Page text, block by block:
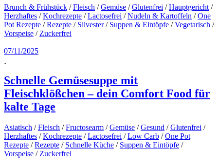
Brunch & Frühstück /Fleisch /Gemüse /Glutenfrei /Hauptgericht /
Herzhaftes /Kochrezepte /Lactosefrei /Nudeln & Kartoffeln /One
Pot Rezepte /Rezepte / Silvester/ Suppen & Eintöpfe /Vegetarisch /
Vorspeise / Zuckerfrei
07/11/2025
Schnelle Gemüsesuppe mit
Fleischklößchen – dein Comfort Food für
kalte Tage
Asiatisch /Fleisch /Fructosearm /Gemüse /Gesund /Glutenfrei /
Herzhaftes /Kochrezepte /Lactosefrei /Low Carb /One Pot
Rezepte /Rezepte / Schnelle Küche / Suppen & Eintöpfe /
Vorspeise / Zuckerfrei